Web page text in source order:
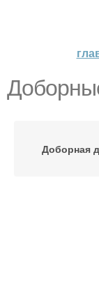
Доборная